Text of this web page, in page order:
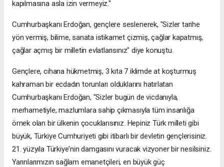
kapılmasına asla izin vermeyiz."
Cumhurbaşkanı Erdoğan, gençlere seslenerek, "Sizler tarihe
yön vermiş, bilime, sanata istikamet çizmiş, çağlar kapatmış,
çağlar açmış bir milletin evlatlarısınız" diye konuştu.
Gençlere, cihana hükmetmiş, 3 kıta 7 iklimde at koşturmuş
kahraman bir ecdadın torunları olduklarını hatırlatan
Cumhurbaşkanı Erdoğan, "Sizler bugün de vicdanıyla,
merhametiyle, mazlumlara sahip çıkmasıyla tüm insanlığa
örnek olan bir ülkenin çocuklarısınız. Hepiniz Türk milleti gibi
büyük, Türkiye Cumhuriyeti gibi itibarlı bir devletin gençlerisiniz.
21. yüzyıla Türkiye'nin damgasını vuracak vizyoner bir nesilsiniz.
Yarınlarımızın sağlam emanetçileri, en büyük güç